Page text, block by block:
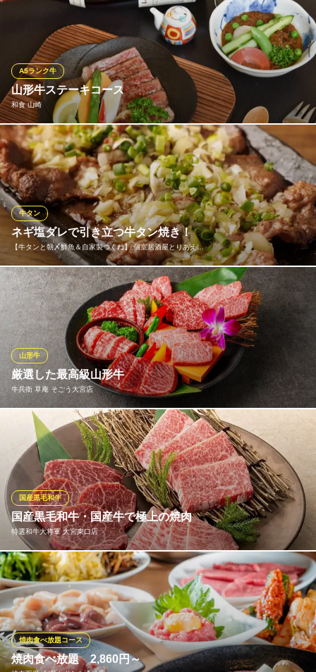
料理長の出身地、青森県下北地方で育てられた希少な短角牛で
す。冷涼な気候で育った下北牛はきめ細やかで柔らかな肉質が特
徴の赤身肉。歯切れがよく、肉の旨みが広がります。付け合わせ
のマッシュポテトとクレームドスピナッチはお肉との相性抜群。
西洋わさびはお好みでつけるとより爽やかな味わいになります
SEAFOOD＆ROASTBEEF YUMMY 大宮一番街店
海鮮×肉×イタリアン
ＪＲ大宮駅 徒歩3分
埼玉県さいたま市大宮区宮町1-77-1
山形牛ステーキコース
和食 山崎
A5ランク牛
山形牛を堪能できるステーキコースは絶品です。（銘柄牛は全て
Ａ５） 上質なお肉の旨さを引き出した料理で構成される本コース
は、老若男女問わず大人気の一品。 また、お肉に合うワインも多
数ご用意しております。おすすめはスタッフまでお気軽にお尋ね
ください。
和食 山崎
大宮 個室 接待 会席
ＪＲ大宮駅西口 徒歩5分
埼玉県さいたま市大宮区桜木町2-223 モナークヴィラ1F
ネギ塩ダレで引き立つ牛タン焼き！
【牛タンと朝〆鮮魚＆自家製つくね】 個室居酒屋とりあえ…
牛タン
牛タンをジューシーに焼き上げ、自家製ネギ塩ダレをたっぷり！
ネギの食感と塩ダレのコクが、牛タンの旨味をグッと引き立てま
す！レモンを絞ればさっぱり感もアップ！お酒が進む、自慢の逸
品です！
【牛タンと朝〆鮮魚＆自家製つくね】 個室居酒屋とりあえず
大宮店
大宮 大衆酒場
ＪＲ大宮駅 徒歩1分
埼玉県さいたま市大宮区大門町1-1
厳選した最高級山形牛
牛兵衛 草庵 そごう大宮店
山形牛
都内を中心に、黒毛和牛肉を使った焼肉店を複数展開する牛兵
衛。その中でも、草庵大宮店は、厳選された最高級山形牛を、名
門田村牧場より一頭丸ごと買い付けしております。その結果、最
高峰の牛肉をリーズナブルにご提供出来る事となりました。滅多
に口にする事が出来ない上質で珍しい部位を是非ともご堪能下さ
い 。
牛兵衛 草庵 そごう大宮店
最高級山形牛一頭買い
ＪＲ大宮駅 徒歩1分
埼玉県さいたま市大宮区桜木町1-6-2 そごう大宮店9Ｆ レストラン街
国産黒毛和牛・国産牛で極上の焼肉
特選和牛大将軍 大宮東口店
国産黒毛和牛
徹底的に国産にこだわり、選りすぐりの黒毛和牛・国産牛による
上質な焼肉でもてなす《特選和牛 大将軍》。丁寧に下ごしらえ
し、きめ細かくサシが入った甘みのある霜降り牛を使ったトップ
クラスの焼肉をご堪能いただけます。山形豚にもこだわり、多彩
な一品料理もご提供。どなた様にもご満足いただける焼肉店で
す。
焼肉食べ放題 2,860円～
焼肉食べ放題コース